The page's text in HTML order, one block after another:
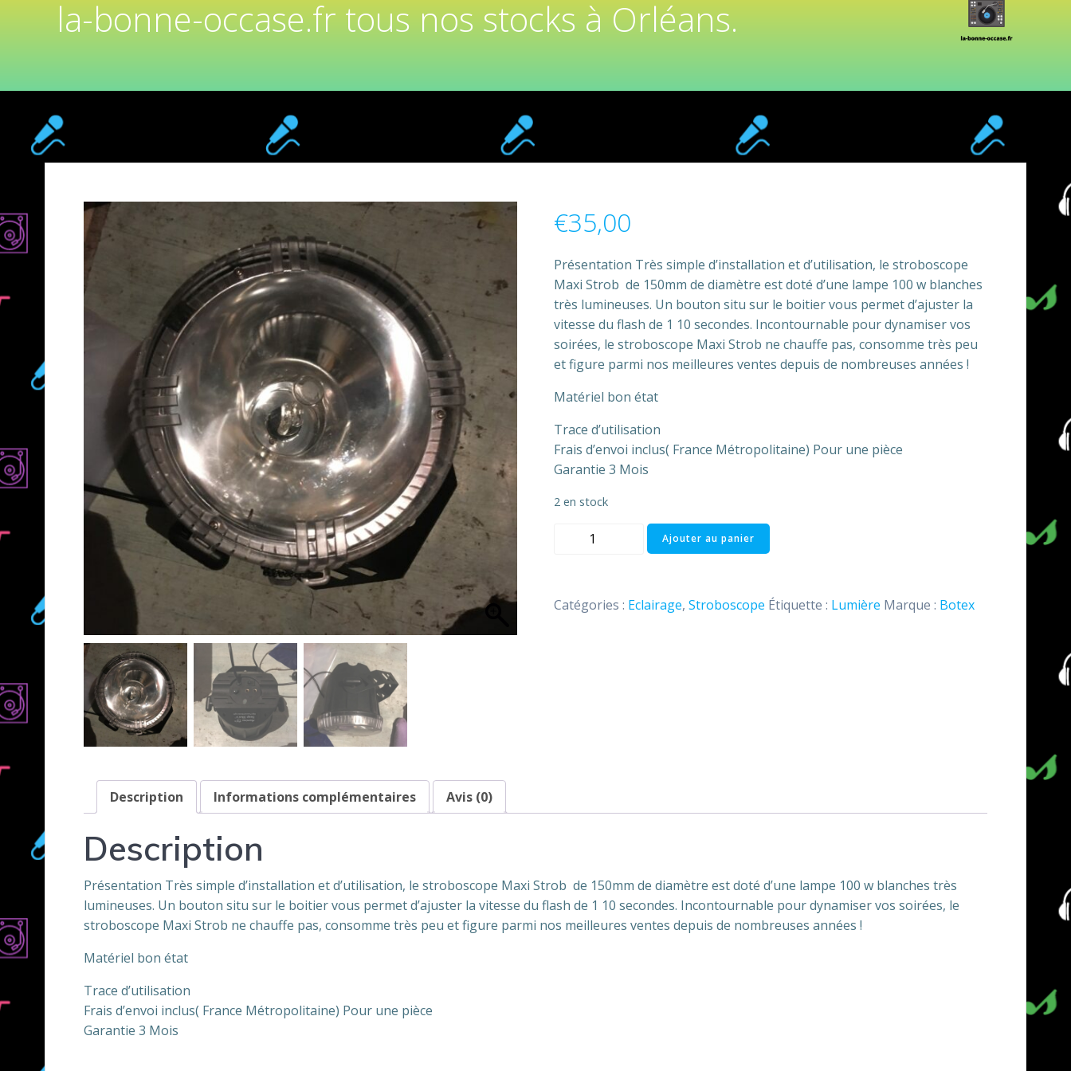
la-bonne-occase.fr tous nos stocks à Orléans.
€35,00
Présentation Très simple d’installation et d’utilisation, le stroboscope
Maxi Strob de 150mm de diamètre est doté d’une lampe 100 w blanches
très lumineuses. Un bouton situ sur le boitier vous permet d’ajuster la
vitesse du flash de 1 10 secondes. Incontournable pour dynamiser vos
soirées, le stroboscope Maxi Strob ne chauffe pas, consomme très peu
et figure parmi nos meilleures ventes depuis de nombreuses années !
Matériel bon état
Trace d’utilisation
Frais d’envoi inclus( France Métropolitaine) Pour une pièce
Garantie 3 Mois
2 en stock
quantité
watts
Ajouter au panier
Catégories : Eclairage, Stroboscope Étiquette : Lumière Marque : Botex
Description Informations complémentaires Avis (0)
Description
Présentation Très simple d’installation et d’utilisation, le stroboscope Maxi Strob de 150mm de diamètre est doté d’une lampe 100 w blanches très
lumineuses. Un bouton situ sur le boitier vous permet d’ajuster la vitesse du flash de 1 10 secondes. Incontournable pour dynamiser vos soirées, le
stroboscope Maxi Strob ne chauffe pas, consomme très peu et figure parmi nos meilleures ventes depuis de nombreuses années !
Matériel bon état
Trace d’utilisation
Frais d’envoi inclus( France Métropolitaine) Pour une pièce
Garantie 3 Mois